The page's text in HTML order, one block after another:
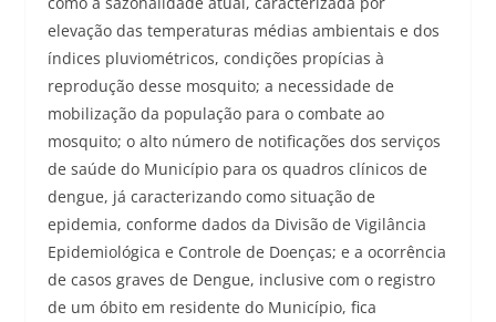
elevação das temperaturas médias ambientais e dos
índices pluviométricos, condições propícias à
reprodução desse mosquito; a necessidade de
mobilização da população para o combate ao
mosquito; o alto número de notificações dos serviços
de saúde do Município para os quadros clínicos de
dengue, já caracterizando como situação de
epidemia, conforme dados da Divisão de Vigilância
Epidemiológica e Controle de Doenças; e a ocorrência
de casos graves de Dengue, inclusive com o registro
de um óbito em residente do Município, fica